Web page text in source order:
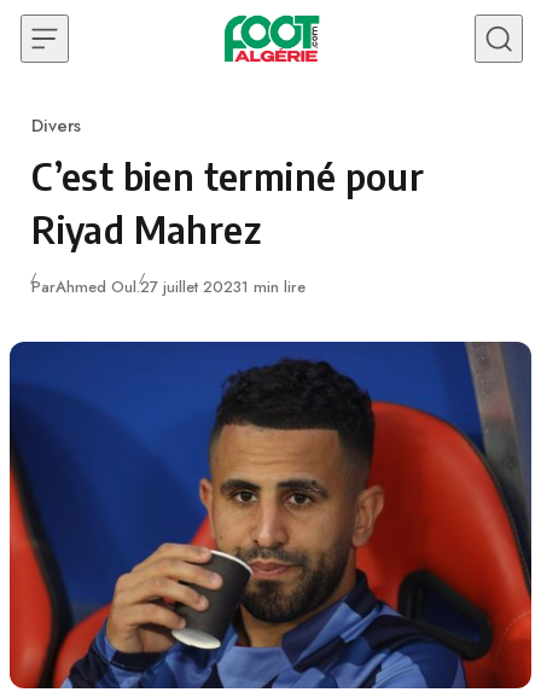
Skip to content
Category
Divers
C’est bien terminé pour
Riyad Mahrez
ParAhmed Oul.Publié
27 juillet 20231 min lire